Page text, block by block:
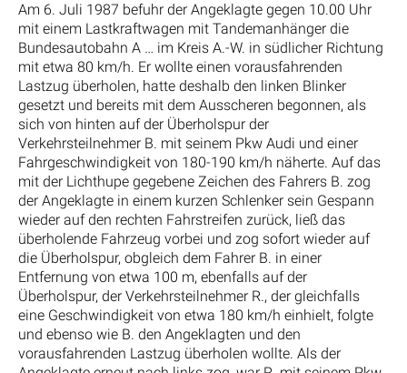
Am 6. Juli 1987 befuhr der Angeklagte gegen 10.00 Uhr
mit einem Lastkraftwagen mit Tandemanhänger die
Bundesautobahn A … im Kreis A.-W. in südlicher Richtung
mit etwa 80 km/h. Er wollte einen vorausfahrenden
Lastzug überholen, hatte deshalb den linken Blinker
gesetzt und bereits mit dem Ausscheren begonnen, als
sich von hinten auf der Überholspur der
Verkehrsteilnehmer B. mit seinem Pkw Audi und einer
Fahrgeschwindigkeit von 180-190 km/h näherte. Auf das
mit der Lichthupe gegebene Zeichen des Fahrers B. zog
der Angeklagte in einem kurzen Schlenker sein Gespann
wieder auf den rechten Fahrstreifen zurück, ließ das
überholende Fahrzeug vorbei und zog sofort wieder auf
die Überholspur, obgleich dem Fahrer B. in einer
Entfernung von etwa 100 m, ebenfalls auf der
Überholspur, der Verkehrsteilnehmer R., der gleichfalls
eine Geschwindigkeit von etwa 180 km/h einhielt, folgte
und ebenso wie B. den Angeklagten und den
vorausfahrenden Lastzug überholen wollte. Als der